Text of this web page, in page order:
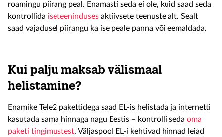
roamingu piirang peal. Enamasti seda ei ole, kuid saad seda
kontrollida iseteeninduses aktiivsete teenuste alt. Sealt
saad vajadusel piirangu ka ise peale panna või eemaldada.
Kui palju maksab välismaal
helistamine?
Enamike Tele2 pakettidega saad EL-is helistada ja internetti
kasutada sama hinnaga nagu Eestis – kontrolli seda oma
paketi tingimustest. Väljaspool EL-i kehtivad hinnad leiad